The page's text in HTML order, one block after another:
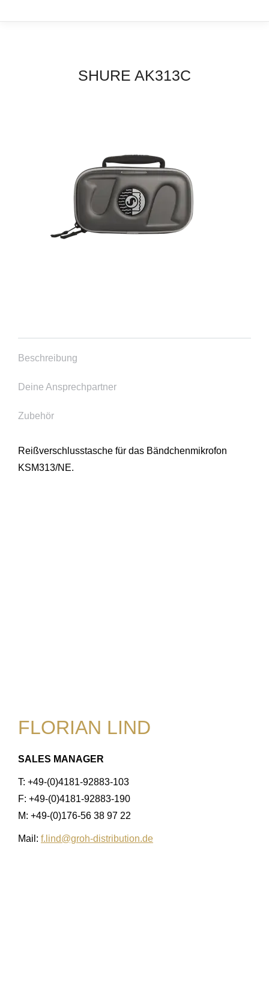
SHURE AK313C
Beschreibung
Deine Ansprechpartner
Zubehör
Reißverschlusstasche für das Bändchenmikrofon
KSM313/NE.
FLORIAN LIND
SALES MANAGER
T: +49-(0)4181-92883-103
F: +49-(0)4181-92883-190
M: +49-(0)176-56 38 97 22
Mail: f.lind@groh-distribution.de